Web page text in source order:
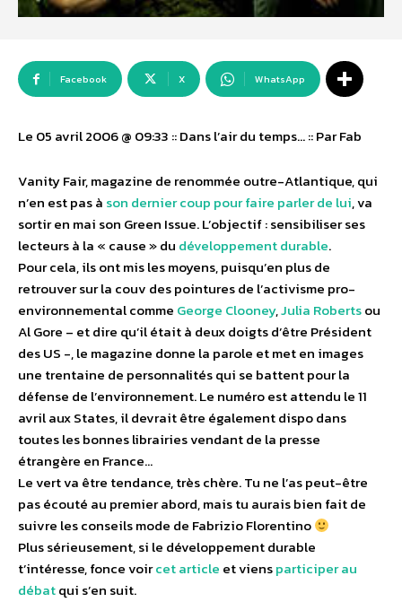
Facebook X WhatsApp
Le 05 avril 2006 @ 09:33 :: Dans l’air du temps… :: Par Fab
Vanity Fair, magazine de renommée outre-Atlantique, qui
n’en est pas à son dernier coup pour faire parler de lui, va
sortir en mai son Green Issue. L’objectif : sensibiliser ses
lecteurs à la « cause » du développement durable.
Pour cela, ils ont mis les moyens, puisqu’en plus de
retrouver sur la couv des pointures de l’activisme pro-
environnemental comme George Clooney,Julia Robertsou
Al Gore – et dire qu’il était à deux doigts d’être Président
des US -, le magazine donne la parole et met en images
une trentaine de personnalités qui se battent pour la
défense de l’environnement. Le numéro est attendu le 11
avril aux States, il devrait être également dispo dans
toutes les bonnes librairies vendant de la presse
étrangère en France…
Le vert va être tendance, très chère. Tu ne l’as peut-être
pas écouté au premier abord, mais tu aurais bien fait de
suivre les conseils mode de Fabrizio Florentino
Plus sérieusement, si le développement durable
t’intéresse, fonce voircet article et viensparticiper au
débatqui s’en suit.